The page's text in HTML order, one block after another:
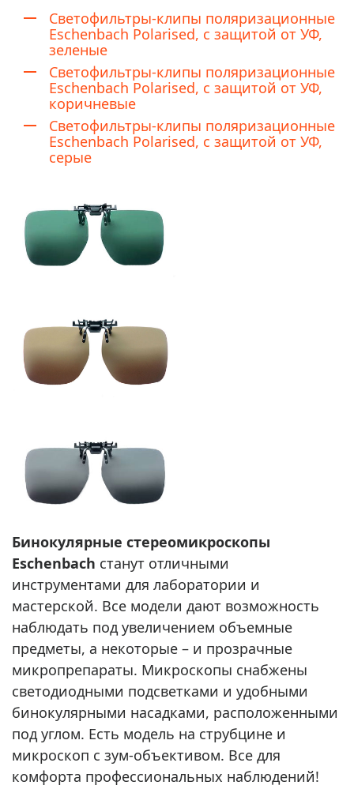
Светофильтры-клипы поляризационные
Eschenbach Polarised, с защитой от УФ,
зеленые
Светофильтры-клипы поляризационные
Eschenbach Polarised, с защитой от УФ,
коричневые
Светофильтры-клипы поляризационные
Eschenbach Polarised, с защитой от УФ,
серые
Бинокулярные стереомикроскопы
Eschenbach станут отличными
инструментами для лаборатории и
мастерской. Все модели дают возможность
наблюдать под увеличением объемные
предметы, а некоторые – и прозрачные
микропрепараты. Микроскопы снабжены
светодиодными подсветками и удобными
бинокулярными насадками, расположенными
под углом. Есть модель на струбцине и
микроскоп с зум-объективом. Все для
комфорта профессиональных наблюдений!